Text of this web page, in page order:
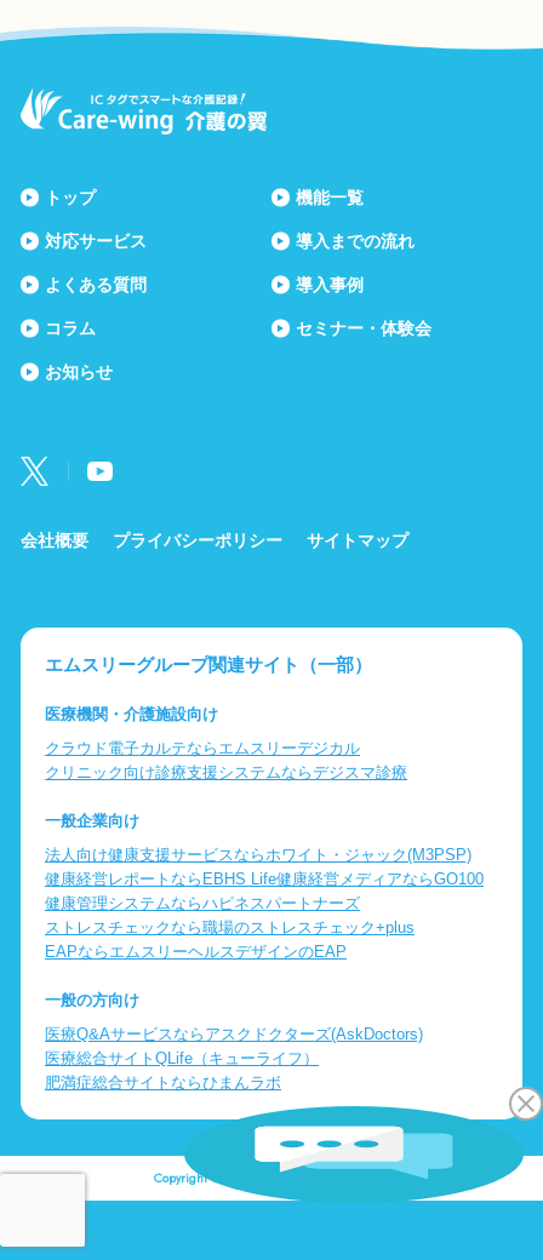
トップ 機能一覧
対応サービス 導入までの流れ
よくある質問 導入事例
コラム セミナー・体験会
お知らせ
会社概要 プライバシーポリシー サイトマップ
エムスリーグループ関連サイト（一部）
医療機関・介護施設向け
クラウド電子カルテならエムスリーデジカル
クリニック向け診療支援システムならデジスマ診療
一般企業向け
法人向け健康支援サービスならホワイト・ジャック(M3PSP)
健康経営レポートならEBHS Life健康経営メディアならGO100
健康管理システムならハピネスパートナーズ
ストレスチェックなら職場のストレスチェック+plus
EAPならエムスリーヘルスデザインのEAP
一般の方向け
医療Q&Aサービスならアスクドクターズ(AskDoctors)
医療総合サイトQLife（キューライフ）
肥満症総合サイトならひまんラボ
Copyright © Logic Inc. All Rights Reserved.